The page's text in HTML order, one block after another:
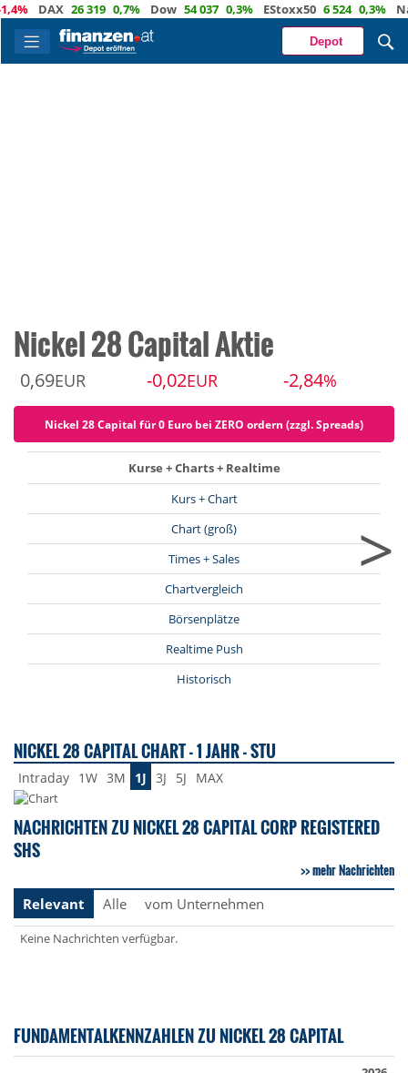
DAX 26 319 0,7% Dow 54 037 0,3% EStoxx50 6 524 0,3%
Depot
Nickel 28 Capital Aktie
0,69EUR -0,02EUR -2,84%
Nickel 28 Capital für 0 Euro bei ZERO ordern (zzgl. Spreads)
Kurse + Charts + Realtime
Kurs + Chart
Chart (groß)
Times + Sales
Chartvergleich
Börsenplätze
Realtime Push
Historisch
>
NICKEL 28 CAPITAL CHART - 1 JAHR - STU
Intraday 1W 3M 1J 3J 5J MAX
NACHRICHTEN ZU NICKEL 28 CAPITAL CORP REGISTERED
SHS
mehr Nachrichten
Relevant
Alle vom Unternehmen
Keine Nachrichten verfügbar.
FUNDAMENTALKENNZAHLEN ZU NICKEL 28 CAPITAL